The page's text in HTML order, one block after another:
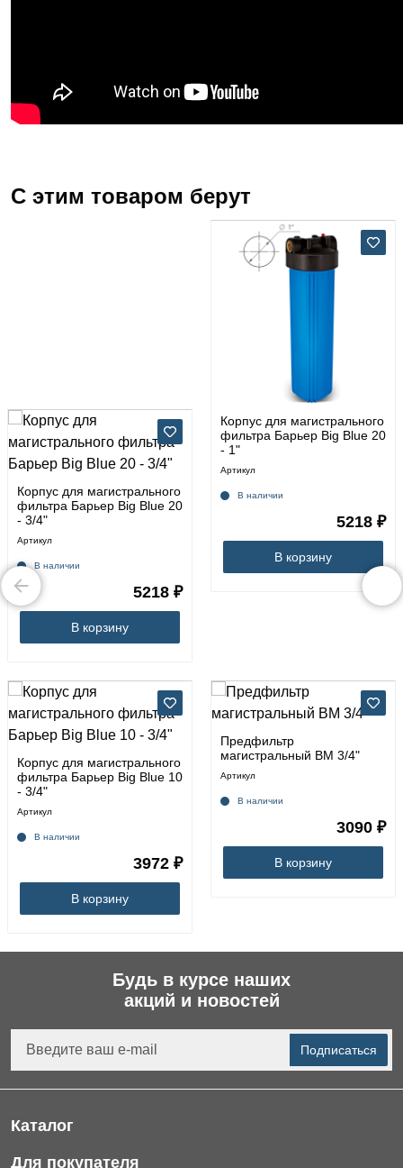
С этим товаром берут
Корпус для магистрального
фильтра Барьер Big Blue 20
- 3/4"
Артикул
В наличии
5218 ₽
В корзину
Корпус для магистрального
фильтра Барьер Big Blue 20
- 1"
Артикул
В наличии
5218 ₽
В корзину
Корпус для магистрального
фильтра Барьер Big Blue 10
- 3/4"
Артикул
В наличии
3972 ₽
В корзину
Предфильтр
магистральный ВМ 3/4"
Артикул
В наличии
3090 ₽
В корзину
Будь в курсе наших
акций и новостей
Подписаться
Каталог
Фильтры для питьевой воды
Для покупателя